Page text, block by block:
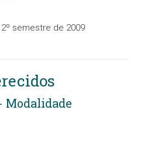
semestre de 2009
Modalidade